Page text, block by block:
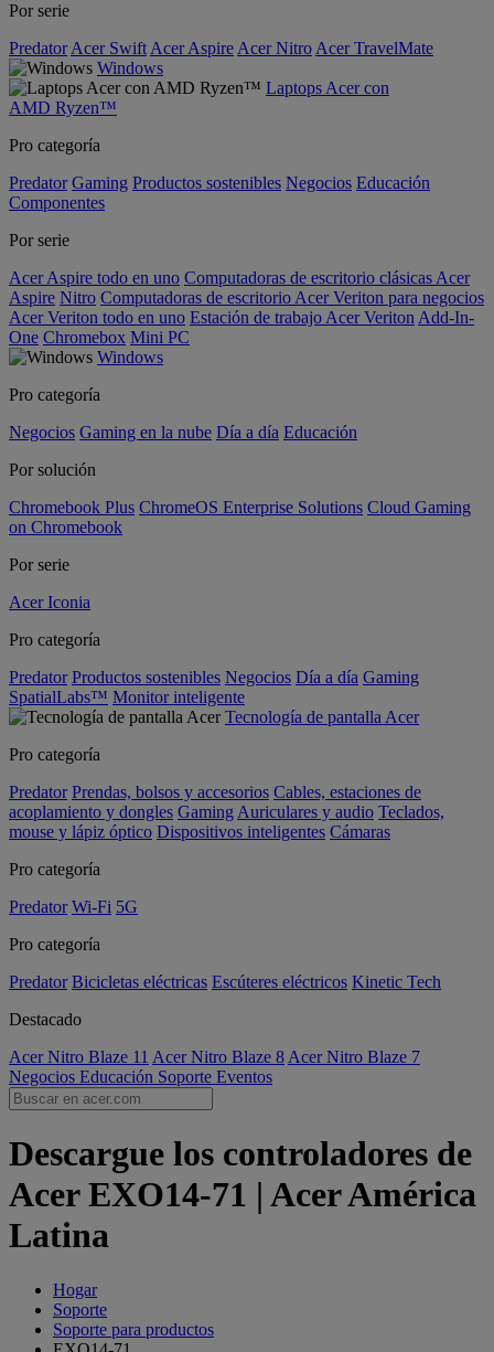
Por serie
Predator Acer Swift Acer Aspire Acer Nitro Acer TravelMate
Windows
Laptops Acer con
AMD Ryzen™
Pro categoría
Predator Gaming Productos sostenibles Negocios Educación
Componentes
Por serie
Acer Aspire todo en uno Computadoras de escritorio clásicas Acer
Aspire Nitro Computadoras de escritorio Acer Veriton para negocios
Acer Veriton todo en uno Estación de trabajo Acer Veriton Add-In-
One Chromebox Mini PC
Windows
Pro categoría
Negocios Gaming en la nube Día a día Educación
Por solución
Chromebook Plus ChromeOS Enterprise Solutions Cloud Gaming
on Chromebook
Por serie
Acer Iconia
Pro categoría
Predator Productos sostenibles Negocios Día a día Gaming
SpatialLabs™ Monitor inteligente
Tecnología de pantalla Acer
Pro categoría
Predator Prendas, bolsos y accesorios Cables, estaciones de
acoplamiento y dongles Gaming Auriculares y audio Teclados,
mouse y lápiz óptico Dispositivos inteligentes Cámaras
Pro categoría
Predator Wi-Fi 5G
Pro categoría
Predator Bicicletas eléctricas Escúteres eléctricos Kinetic Tech
Destacado
Acer Nitro Blaze 11 Acer Nitro Blaze 8 Acer Nitro Blaze 7
Negocios Educación Soporte Eventos
Descargue los controladores de
Acer EXO14-71 | Acer América
Latina
Hogar
Soporte
Soporte para productos